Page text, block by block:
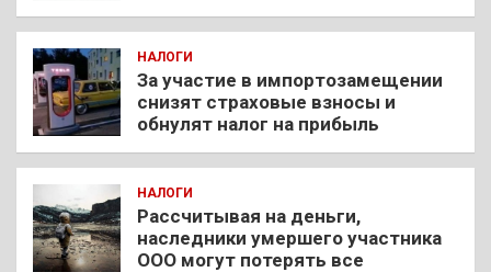
НАЛОГИ
За участие в импортозамещении
снизят страховые взносы и
обнулят налог на прибыль
НАЛОГИ
Рассчитывая на деньги,
наследники умершего участника
ООО могут потерять все